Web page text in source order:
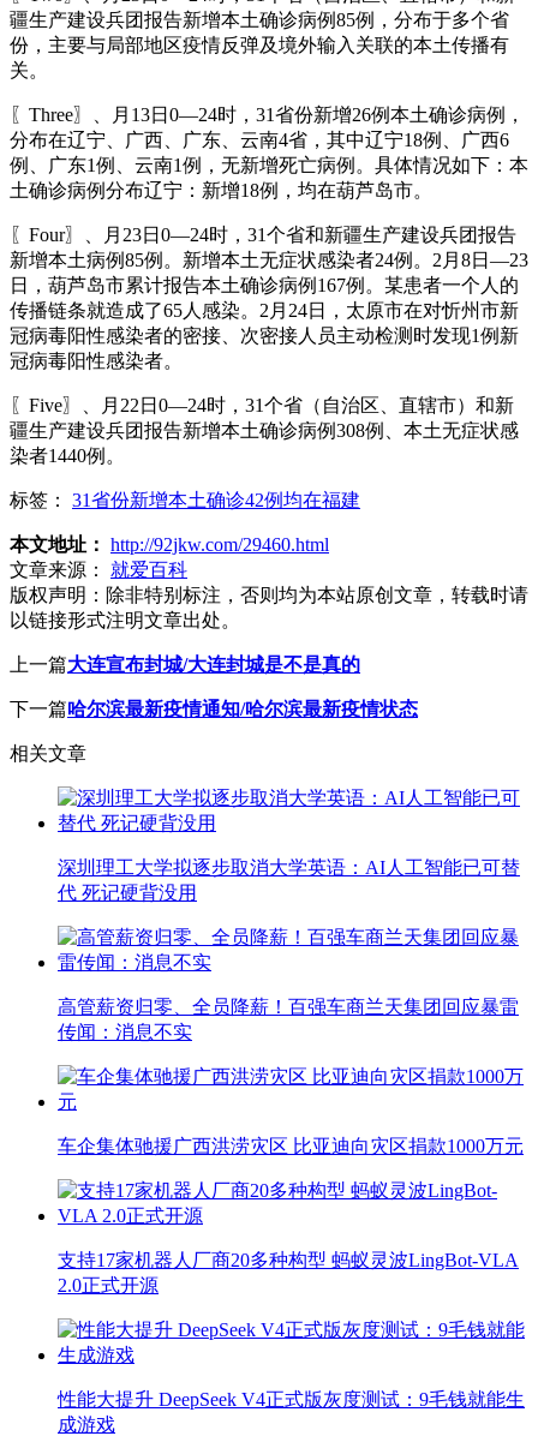
疆生产建设兵团报告新增本土确诊病例85例，分布于多个省
份，主要与局部地区疫情反弹及境外输入关联的本土传播有
关。
〖Three〗、月13日0—24时，31省份新增26例本土确诊病例，
分布在辽宁、广西、广东、云南4省，其中辽宁18例、广西6
例、广东1例、云南1例，无新增死亡病例。具体情况如下：本
土确诊病例分布辽宁：新增18例，均在葫芦岛市。
〖Four〗、月23日0—24时，31个省和新疆生产建设兵团报告
新增本土病例85例。新增本土无症状感染者24例。2月8日—23
日，葫芦岛市累计报告本土确诊病例167例。某患者一个人的
传播链条就造成了65人感染。2月24日，太原市在对忻州市新
冠病毒阳性感染者的密接、次密接人员主动检测时发现1例新
冠病毒阳性感染者。
〖Five〗、月22日0—24时，31个省（自治区、直辖市）和新
疆生产建设兵团报告新增本土确诊病例308例、本土无症状感
染者1440例。
标签： 31省份新增本土确诊42例均在福建
本文地址： http://92jkw.com/29460.html
文章来源：
就爱百科
版权声明： 除非特别标注，否则均为本站原创文章，转载时请
以链接形式注明文章出处。
上一篇大连宣布封城/大连封城是不是真的
下一篇哈尔滨最新疫情通知/哈尔滨最新疫情状态
相关文章
深圳理工大学拟逐步取消大学英语：AI人工智能已可替
代 死记硬背没用
高管薪资归零、全员降薪！百强车商兰天集团回应暴雷
传闻：消息不实
车企集体驰援广西洪涝灾区 比亚迪向灾区捐款1000万元
支持17家机器人厂商20多种构型 蚂蚁灵波LingBot-VLA
2.0正式开源
性能大提升 DeepSeek V4正式版灰度测试：9毛钱就能生
成游戏